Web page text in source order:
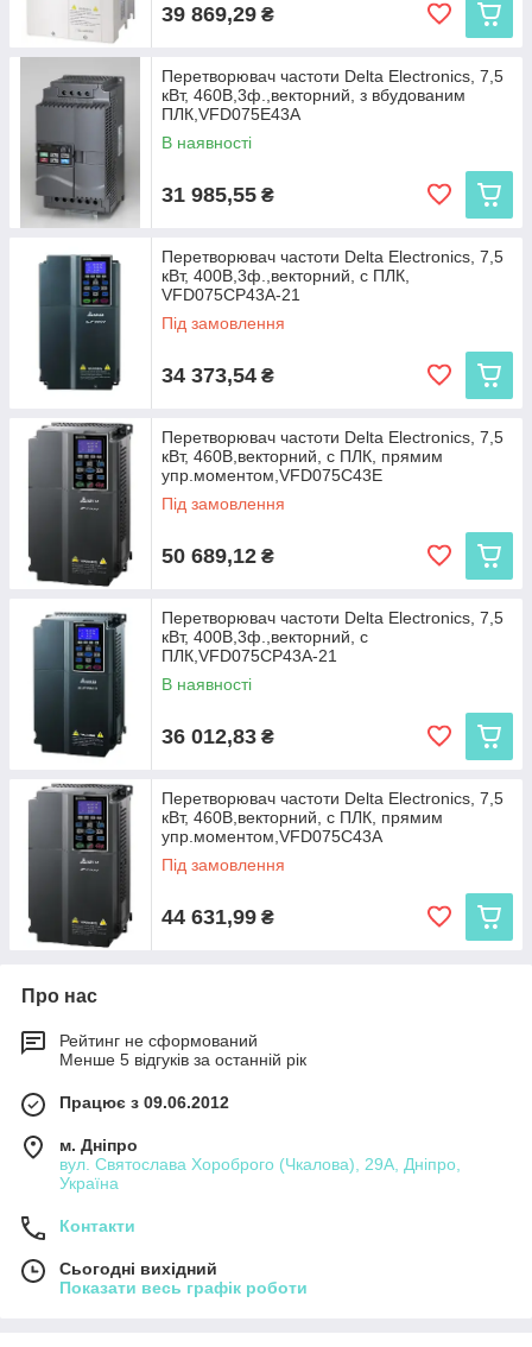
39 869,29 ₴
Перетворювач частоти Delta Electronics, 7,5
кВт, 460В,3ф.,векторний, з вбудованим
ПЛК,VFD075E43A
В наявності
31 985,55 ₴
Перетворювач частоти Delta Electronics, 7,5
кВт, 400В,3ф.,векторний, c ПЛК,
VFD075CP43A-21
Під замовлення
34 373,54 ₴
Перетворювач частоти Delta Electronics, 7,5
кВт, 460В,векторний, c ПЛК, прямим
упр.моментом,VFD075C43E
Під замовлення
50 689,12 ₴
Перетворювач частоти Delta Electronics, 7,5
кВт, 400В,3ф.,векторний, c
ПЛК,VFD075CP43A-21
В наявності
36 012,83 ₴
Перетворювач частоти Delta Electronics, 7,5
кВт, 460В,векторний, c ПЛК, прямим
упр.моментом,VFD075C43A
Під замовлення
44 631,99 ₴
Про нас
Рейтинг не сформований
Менше 5 відгуків за останній рік
Працює з 09.06.2012
м. Дніпро
вул. Святослава Хороброго (Чкалова), 29А, Дніпро,
Україна
Контакти
Сьогодні вихідний
Показати весь графік роботи